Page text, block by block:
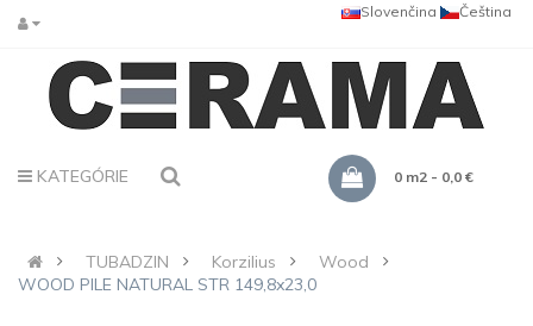
Čeština
Slovenčina
KATEGÓRIE 0 m2 - 0,0 €
TUBADZIN Korzilius
Wood
WOOD PILE NATURAL STR 149,8x23,0